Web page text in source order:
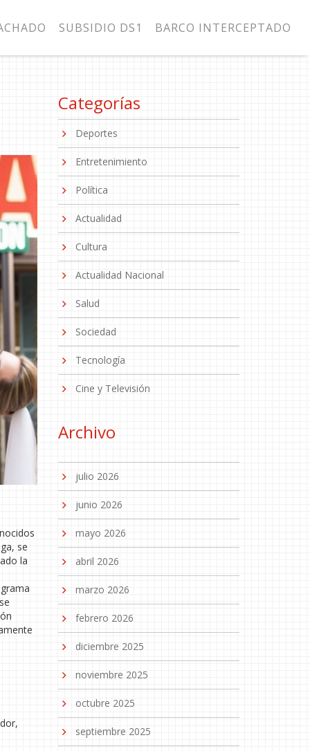
SUBSIDIO DS1 BARCO INTERCEPTADO
se
la
Categorías
Deportes
Entretenimiento
Política
Actualidad
Cultura
Actualidad Nacional
Salud
Sociedad
Tecnología
Cine y Televisión
Archivo
julio 2026
junio 2026
mayo 2026
abril 2026
marzo 2026
febrero 2026
diciembre 2025
noviembre 2025
octubre 2025
septiembre 2025